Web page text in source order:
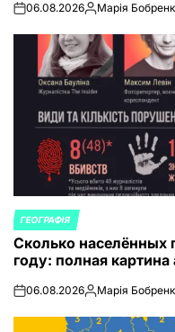
on06.08.2026Запись
Марія
ОПУБЛИКОВАНО
В
ГЕОГРАФІЯ
Сколько населённых
году: полная
on06.08.2026Запись
Марія